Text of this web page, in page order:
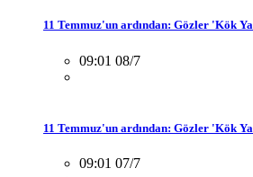
11 Temmuz'un ardından: Gözler 'Kök
09:01 08/7
11 Temmuz'un ardından: Gözler 'Kök
09:01 07/7